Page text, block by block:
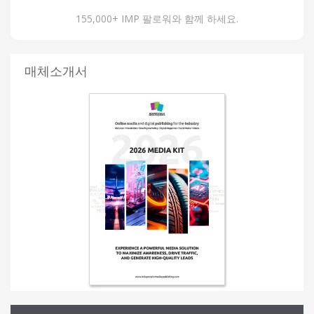
155,000+ IMP 팔로워와 함께 하세요.
매체소개서